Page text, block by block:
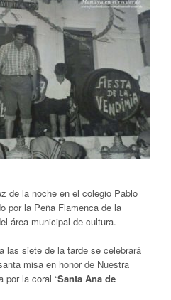
de la noche en el colegio Pablo
por la Peña Flamenca de la
área municipal de cultura.
las siete de la tarde se celebrará
misa en honor de Nuestra
por la coral “Santa Ana de